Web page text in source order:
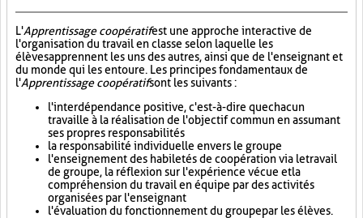
L'Apprentissage coopératifest une approche interactive de
l'organisation du travail en classe selon laquelle les
élèves apprennent les uns des autres, ainsi que de l'enseignant et
du monde qui les entoure. Les principes fondamentaux de
l'Apprentissage coopératifsont les suivants :
l'interdépendance positive, c'est-à-dire que chacun
travaille à la réalisation de l'objectif commun en assumant
ses propres responsabilités
la responsabilité individuelle envers le groupe
l'enseignement des habiletés de coopération via le travail
de groupe, la réflexion sur l'expérience vécue et la
compréhension du travail en équipe par des activités
organisées par l'enseignant
l'évaluation du fonctionnement du groupe par les élèves.